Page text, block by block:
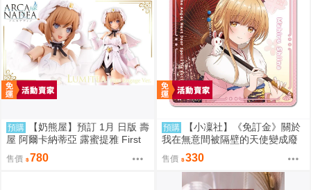
預購
【奶熊屋】預訂 1月 日版 壽
屋 阿爾卡納蒂亞 露蜜提雅 First
Engage 一般版 組裝模型 0816
售價 780
預購
【小凜社】《免訂金》關於
我在無意間被隔壁的天使變成廢
柴這件事2 椎名真晝 新年 萬聖節
紅葉 聖誕節 杯墊
售價 330